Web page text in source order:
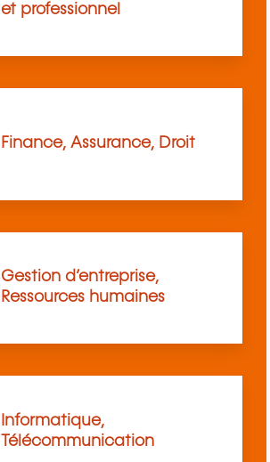
et professionnel
Finance, Assurance, Droit
Gestion d’entreprise,
Ressources humaines
Informatique,
Télécommunication